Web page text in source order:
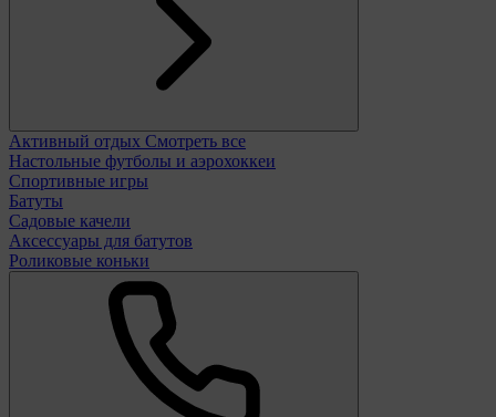
Активный отдых Смотреть все
Настольные футболы и аэрохоккеи
Спортивные игры
Батуты
Садовые качели
Аксессуары для батутов
Роликовые коньки